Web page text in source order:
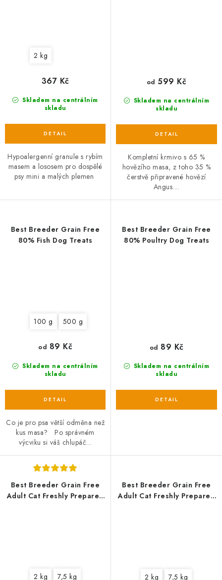
2 kg
Skladem na centrálním
skladu
367 Kč
Hypoalergenní granule s rybím
masem a lososem pro dospělé
psy mini a malých plemen
Skladem na centrálním
skladu
od 599 Kč
Kompletní krmivo s 65 %
hovězího masa, z toho 35 %
čerstvě připravené hovězí
Angus....
Best Breeder Grain Free
80% Fish Dog Treats
100 g 500 g
Skladem na centrálním
skladu
od 89 Kč
Co je pro psa větší odměna než
kus masa? Po správném
výcviku si váš chlupáč...
Best Breeder Grain Free
80% Poultry Dog Treats
Skladem na centrálním
skladu
od 89 Kč
Best Breeder Grain Free
Adult Cat Freshly Prepared
2 kg 7,5 kg
Best Breeder Grain Free
Adult Cat Freshly Prepared
2 kg 7,5 kg